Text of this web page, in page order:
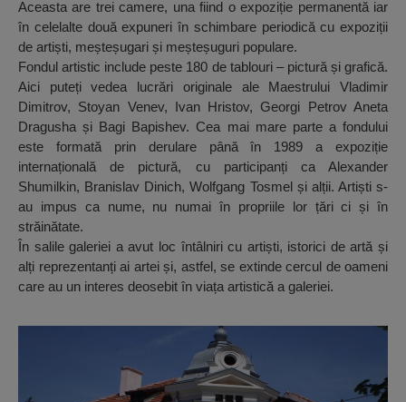
Aceasta are trei camere, una fiind o expoziție permanentă iar
în celelalte două expuneri în schimbare periodică cu expoziții
de artiști, meșteșugari și meșteșuguri populare.
Fondul artistic include peste 180 de tablouri – pictură și grafică.
Aici puteți vedea lucrări originale ale Maestrului Vladimir
Dimitrov, Stoyan Venev, Ivan Hristov, Georgi Petrov Aneta
Dragusha și Bagi Bapishev. Cea mai mare parte a fondului
este formată prin derulare până în 1989 a expoziție
internațională de pictură, cu participanți ca Alexander
Shumilkin, Branislav Dinich, Wolfgang Tosmel și alții. Artiști s-
au impus ca nume, nu numai în propriile lor țări ci și în
străinătate.
În salile galeriei a avut loc întâlniri cu artiști, istorici de artă și
alți reprezentanți ai artei și, astfel, se extinde cercul de oameni
care au un interes deosebit în viața artistică a galeriei.